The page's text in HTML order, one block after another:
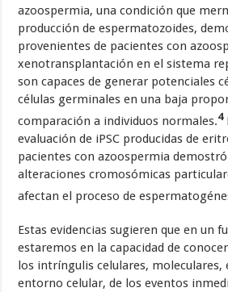
azoospermia, una condición que
producción de espermatozoides,
provenientes de pacientes con
xenotransplantación en el sistema
son capaces de generar potenciales
células germinales en una baja
comparación a individuos normales.4
evaluación de iPSC producidas de
pacientes con azoospermia
alteraciones cromosómicas
afectan el proceso de
Estas evidencias sugieren que en un
estaremos en la capacidad de
los intríngulis celulares, moleculares,
entorno celular, de los eventos